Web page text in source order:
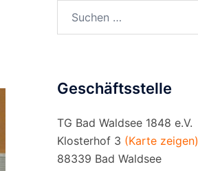
nach:
Geschäftsstelle
TG Bad Waldsee 1848 e.V.
Klosterhof 3 (Karte zeigen)
88339 Bad Waldsee